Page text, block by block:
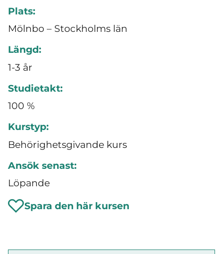
Plats:
Mölnbo – Stockholms län
Längd:
1-3 år
Studietakt:
100 %
Kurstyp:
Behörighetsgivande kurs
Ansök senast:
Löpande
Spara den här kursen